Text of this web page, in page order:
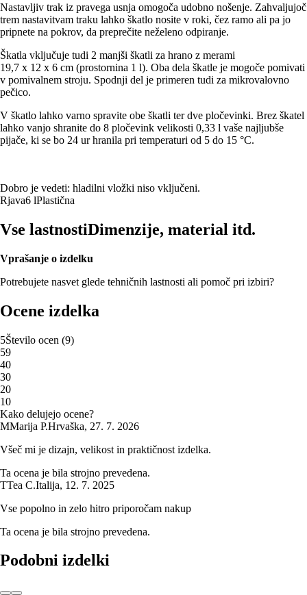
Nastavljiv trak iz pravega usnja omogoča udobno nošenje. Zahvaljujoč
trem nastavitvam traku lahko škatlo nosite v roki, čez ramo ali pa jo
pripnete na pokrov, da preprečite neželeno odpiranje.
Škatla vključuje tudi 2 manjši škatli za hrano z merami
19,7 x 12 x 6 cm (prostornina 1 l). Oba dela škatle je mogoče pomivati
v pomivalnem stroju. Spodnji del je primeren tudi za mikrovalovno
pečico.
V škatlo lahko varno spravite obe škatli ter dve pločevinki. Brez škatel
lahko vanjo shranite do 8 pločevink velikosti 0,33 l vaše najljubše
pijače, ki se bo 24 ur hranila pri temperaturi od 5 do 15 °C.
Dobro je vedeti: hladilni vložki niso vključeni.
Rjava6 lPlastična
Vse lastnostiDimenzije, material itd.
Vprašanje o izdelku
Potrebujete nasvet glede tehničnih lastnosti ali pomoč pri izbiri?
Ocene izdelka
5Število ocen (9)
59
40
30
20
10
Kako delujejo ocene?
MMarija P.Hrvaška, 27. 7. 2026
Všeč mi je dizajn, velikost in praktičnost izdelka.
Ta ocena je bila strojno prevedena.
TTea C.Italija, 12. 7. 2025
Vse popolno in zelo hitro priporočam nakup
Ta ocena je bila strojno prevedena.
Podobni izdelki